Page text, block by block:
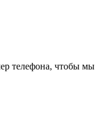
телефона, чтобы мы